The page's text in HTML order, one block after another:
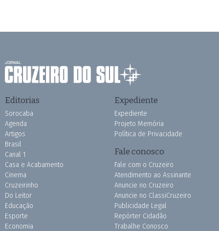
Editorias
Sorocaba
Agenda
Artigos
Brasil
Canal 1
Casa e Acabamento
Cinema
Cruzeirinho
Do Leitor
Educação
Esporte
Economia
Expediente
Expediente
Projeto Memória
Política de Privacidade
Fale conosco
Fale com o Cruzeiro
Atendimento ao Assinante
Anuncie no Cruzeiro
Anuncie no ClassiCruzeiro
Publicidade Legal
Repórter Cidadão
Trabalhe Conosco